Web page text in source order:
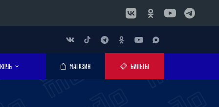
КЛУБ МАГАЗИН БИЛЕТЫ